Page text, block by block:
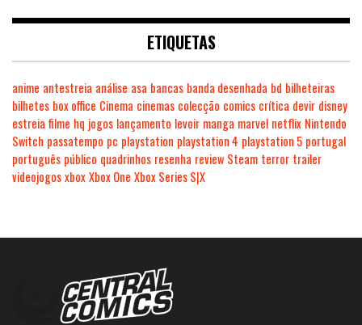
ETIQUETAS
anime antestreia análise asa bancas banda desenhada bd bilheteiras
bilhetes box office Cinema cinemas colecção comics crítica devir disney
estreia filme hq jogos lançamento levoir manga marvel netflix Nintendo
Switch passatempo pc playstation playstation 4 playstation 5 portugal
português público quadrinhos resenha review Steam terror trailer
videojogosxboxXbox One Xbox Series S|X